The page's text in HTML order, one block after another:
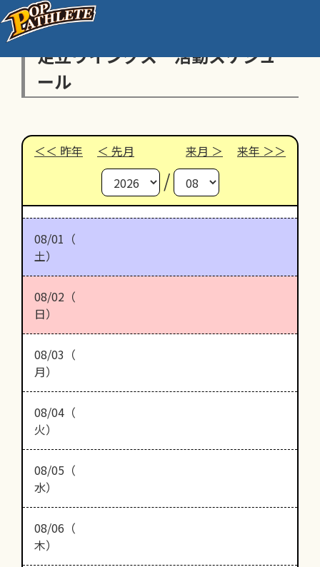
足立ウイングス 活動スケジュ
ール
昨年 先月 来月 来年
/
08/01（
土）
08/02（
日）
08/03（
月）
08/04（
火）
08/05（
水）
08/06（
木）